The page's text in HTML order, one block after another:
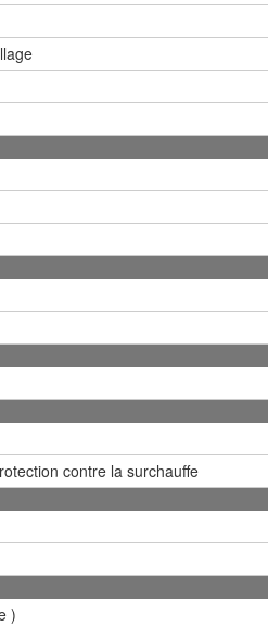
contre la surchauffe
)